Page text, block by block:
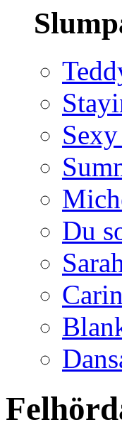
Du
Sarah